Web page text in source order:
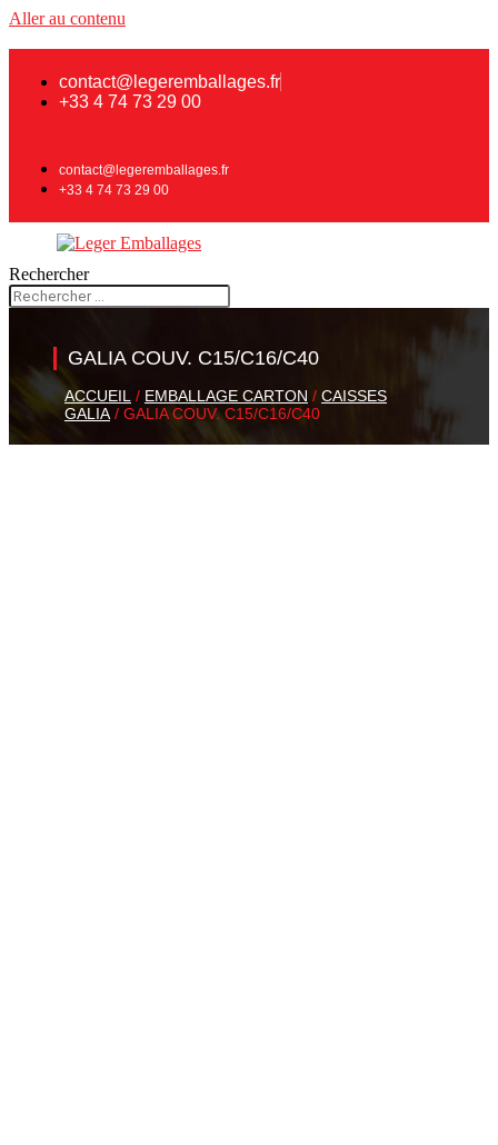
Aller au contenu
contact@legeremballages.fr
+33 4 74 73 29 00
contact@legeremballages.fr
+33 4 74 73 29 00
Rechercher
GALIA COUV. C15/C16/C40
ACCUEIL / EMBALLAGE CARTON / CAISSES
GALIA / GALIA COUV. C15/C16/C40